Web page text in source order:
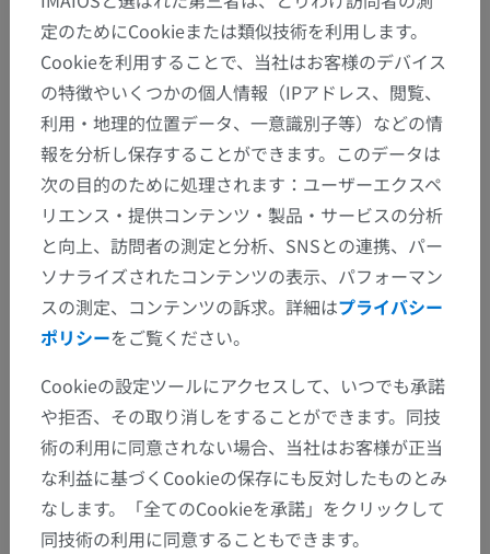
定のためにCookieまたは類似技術を利用します。
Cookieを利用することで、当社はお客様のデバイス
の特徴やいくつかの個人情報（IPアドレス、閲覧、
利用・地理的位置データ、一意識別子等）などの情
報を分析し保存することができます。このデータは
次の目的のために処理されます：ユーザーエクスペ
リエンス・提供コンテンツ・製品・サービスの分析
と向上、訪問者の測定と分析、SNSとの連携、パー
ソナライズされたコンテンツの表示、パフォーマン
スの測定、コンテンツの訴求。詳細はプライバシー
ポリシーをご覧ください。
Cookieの設定ツールにアクセスして、いつでも承諾
や拒否、その取り消しをすることができます。同技
術の利用に同意されない場合、当社はお客様が正当
な利益に基づくCookieの保存にも反対したものとみ
なします。「全てのCookieを承諾」をクリックして
同技術の利用に同意することもできます。